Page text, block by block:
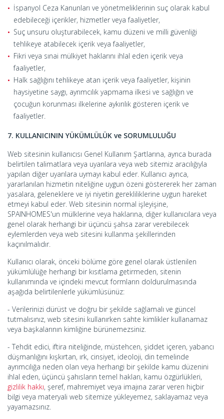
İspanyol Ceza Kanunları ve yönetmeliklerinin suç olarak kabul
edebileceği içerikler, hizmetler veya faaliyetler,
Suç unsuru oluşturabilecek, kamu düzeni ve milli güvenliği
tehlikeye atabilecek içerik veya faaliyetler,
Fikri veya sınai mülkiyet haklarını ihlal eden içerik veya
faaliyetler,
Halk sağlığını tehlikeye atan içerik veya faaliyetler, kişinin
haysiyetine saygı, ayrımcılık yapmama ilkesi ve sağlığın ve
çocuğun korunması ilkelerine aykırılık gösteren içerik ve
faaliyetler.
7. KULLANICININ YÜKÜMLÜLÜK ve SORUMLULUĞU
Web sitesinin kullanıcısı Genel Kullanım Şartlarına, ayrıca burada
belirtilen talimatlara veya uyarılara veya web sitemiz aracılığıyla
yapılan diğer uyarılara uymayı kabul eder. Kullanıcı ayrıca,
yararlanılan hizmetin niteliğine uygun özeni göstererek her zaman
yasalara, geleneklere ve iyi niyetin gerekliliklerine uygun hareket
etmeyi kabul eder. Web sitesinin normal işleyişine,
SPAINHOMES'un mülklerine veya haklarına, diğer kullanıcılara veya
genel olarak herhangi bir üçüncü şahsa zarar verebilecek
eylemlerden veya web sitesini kullanma şekillerinden
kaçınılmalıdır.
Kullanıcı olarak, önceki bölüme göre genel olarak üstlenilen
yükümlülüğe herhangi bir kısıtlama getirmeden, sitenin
kullanımında ve içindeki mevcut formların doldurulmasında
aşağıda belirtilenlerle yükümlüsünüz:
- Verilerinizi dürüst ve doğru bir şekilde sağlamalı ve güncel
tutmalısınız, web sitesini kullanırken sahte kimlikler kullanamaz
veya başkalarının kimliğine bürünemezsiniz.
- Tehdit edici, iftira niteliğinde, müstehcen, şiddet içeren, yabancı
düşmanlığını kışkırtan, ırk, cinsiyet, ideoloji, din temelinde
ayrımcılığa neden olan veya herhangi bir şekilde kamu düzenini
ihlal eden, üçüncü şahısların temel hakları, kamu özgürlükleri,
gizlilik hakkı, şeref, mahremiyet veya imajına zarar veren hiçbir
bilgi veya materyali web sitemize yükleyemez, saklayamaz veya
yayamazsınız.